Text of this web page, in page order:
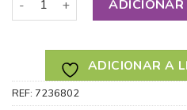
ADICIONAR
ADICIONAR A
REF: 7236802